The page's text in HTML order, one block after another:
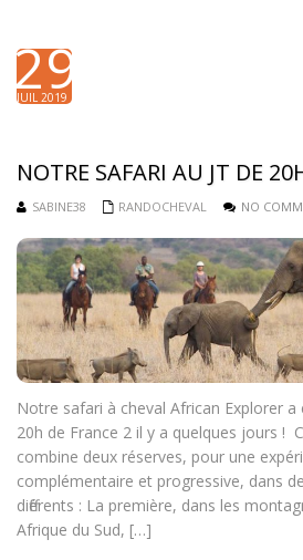
29
JUIL 2019
NOTRE SAFARI AU JT DE
SABINE38 RANDOCHEVAL NO
Notre safari à cheval African Explorer a
20h de France 2 il y a quelques jours !
combine deux réserves, pour une
complémentaire et progressive, dans
différents : La première, dans les
Afrique du Sud, […]